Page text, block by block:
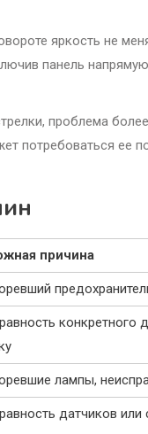
яркость не
панель
проблема
потребоваться ее
причина
конкретного
лампы,
датчиков